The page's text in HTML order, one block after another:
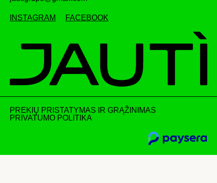
INSTAGRAM FACEBOOK
PREKIŲ PRISTATYMAS IR GRĄŽINIMAS
PRIVATUMO POLITIKA